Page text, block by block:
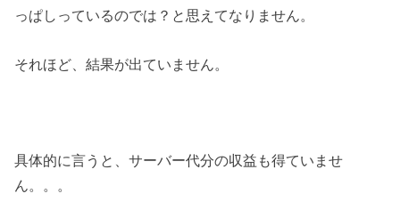
っぱしっているのでは？と思えてなりません。
それほど、結果が出ていません。
具体的に言うと、サーバー代分の収益も得ていませ
ん。。。